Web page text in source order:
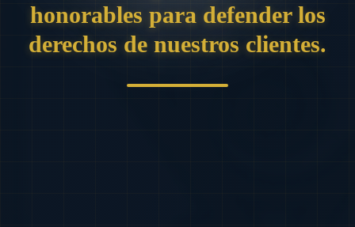
honorables para defender los
derechos de nuestros clientes.